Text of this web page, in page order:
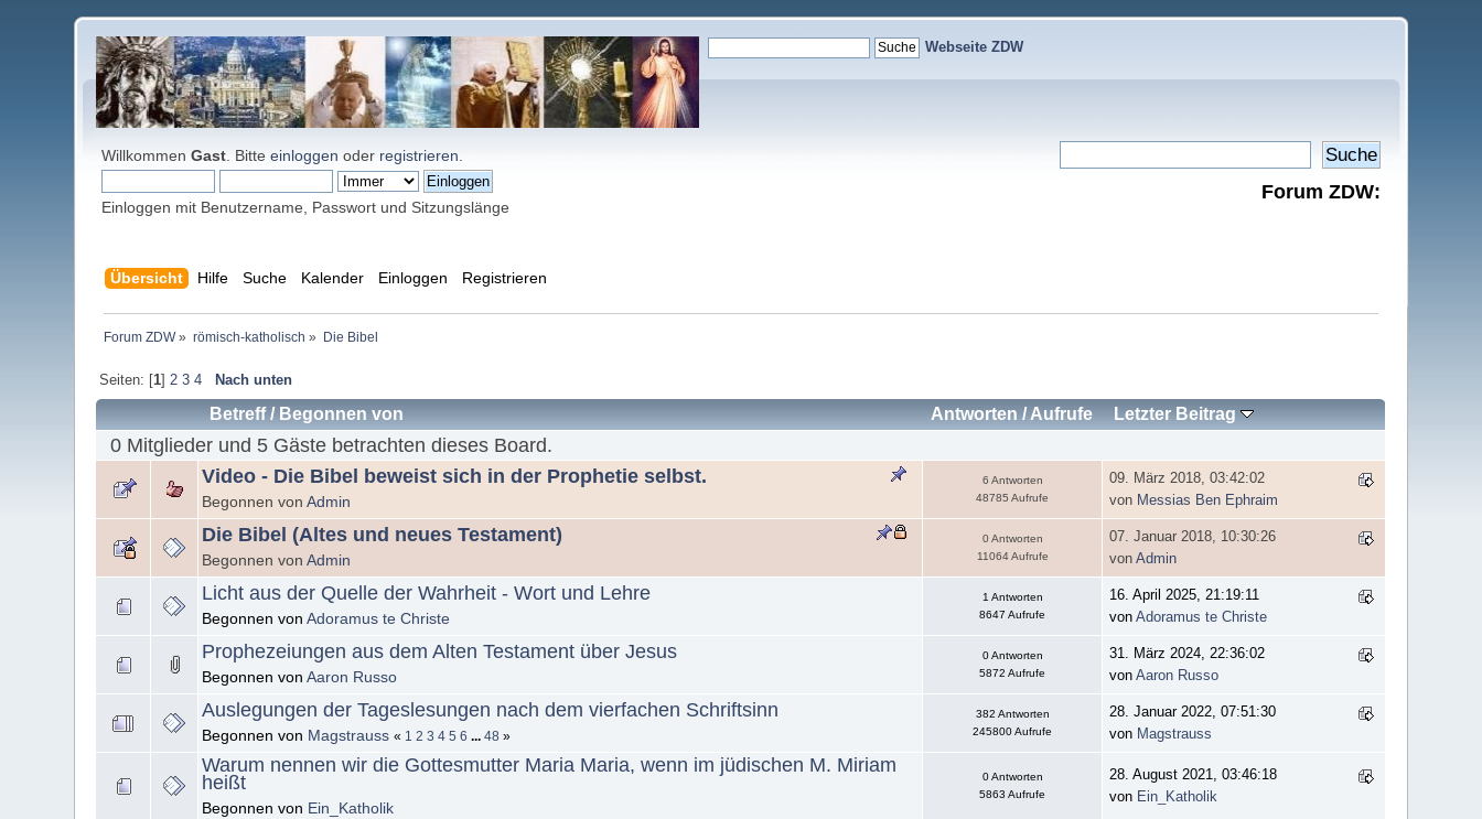
Webseite ZDW
WillkommenGast . Bitteeinloggen oder registrieren
Einloggen mit Benutzername, Passwort und Sitzungslänge
Forum ZDW:
Übersicht Hilfe Suche Kalender Einloggen Registrieren
Forum ZDW» römisch-katholisch » Die Bibel
Seiten: [1] 2 3 4 Nach unten
Betreff/ Begonnen von Antworten /Aufrufe Letzter Beitrag
0 Mitglieder und 5 Gäste betrachten dieses Board.
Video - Die Bibel beweist sich in der Prophetie selbst.
Begonnen vonAdmin
6 Antworten
48785 Aufrufe
09. März 2018, 03:42:02
von Messias Ben Ephraim
Die Bibel (Altes und neues Testament)
Begonnen vonAdmin
0 Antworten
11064 Aufrufe
07. Januar 2018, 10:30:26
vonAdmin
Licht aus der Quelle der Wahrheit - Wort und Lehre
Begonnen vonAdoramus te Christe
1 Antworten
8647 Aufrufe
16. April 2025, 21:19:11
vonAdoramus te Christe
Prophezeiungen aus dem Alten Testament über Jesus
Begonnen vonAaron Russo
0 Antworten
5872 Aufrufe
31. März 2024, 22:36:02
vonAaron Russo
Auslegungen der Tageslesungen nach dem vierfachen Schriftsinn
Begonnen von Magstrauss « 1 2 3 4 5 6 ...48 »
382 Antworten
245800 Aufrufe
28. Januar 2022, 07:51:30
von Magstrauss
Warum nennen wir die Gottesmutter Maria Maria, wenn im jüdischen M. Miriam
heißt
Begonnen von Ein_Katholik
0 Antworten
5863 Aufrufe
28. August 2021, 03:46:18
von Ein_Katholik